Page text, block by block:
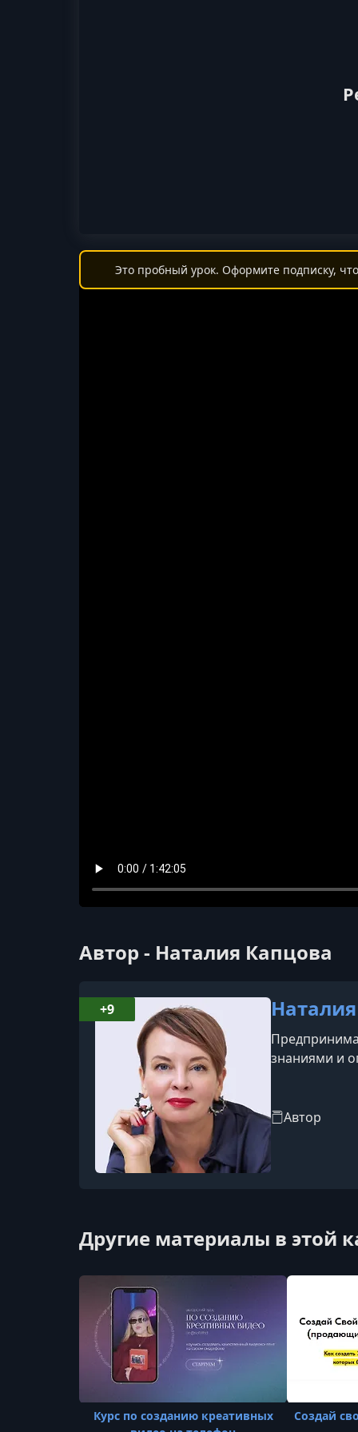
Это пробный урок. Оформите подписку,
Автор - Наталия Капцова
знаниями и
Автор
+9
Другие материалы в этой
Курс по созданию креативных
Создай